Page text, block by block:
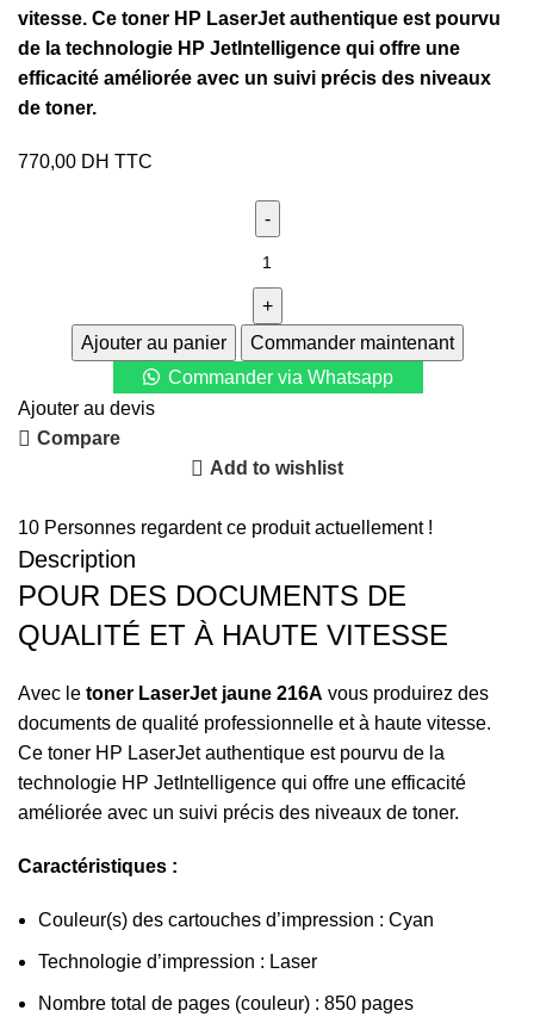
vitesse. Ce toner HP LaserJet authentique est pourvu
de la technologie HP JetIntelligence qui offre une
efficacité améliorée avec un suivi précis des niveaux
de toner.
770,00 DH TTC
Ajouter au panier
Commander maintenant
Commander via Whatsapp
Ajouter au devis
Compare
Add to wishlist
10 Personnes regardent ce produit actuellement !
Description
POUR DES DOCUMENTS DE
QUALITÉ ET À HAUTE VITESSE
Avec le toner LaserJet jaune 216A vous produirez des
documents de qualité professionnelle et à haute vitesse.
Ce toner HP LaserJet authentique est pourvu de la
technologie HP JetIntelligence qui offre une efficacité
améliorée avec un suivi précis des niveaux de toner.
Caractéristiques :
Couleur(s) des cartouches d’impression : Cyan
Technologie d’impression : Laser
Nombre total de pages (couleur) : 850 pages